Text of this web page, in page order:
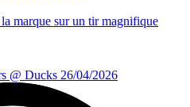
marque sur un tir magnifique